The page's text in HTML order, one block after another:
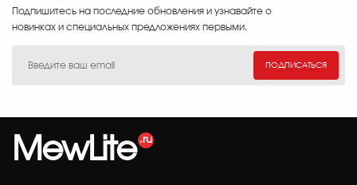
Подпишитесь на последние обновления и узнавайте о
новинках и специальных предложениях первыми.
ПОДПИСАТЬСЯ
MewLite